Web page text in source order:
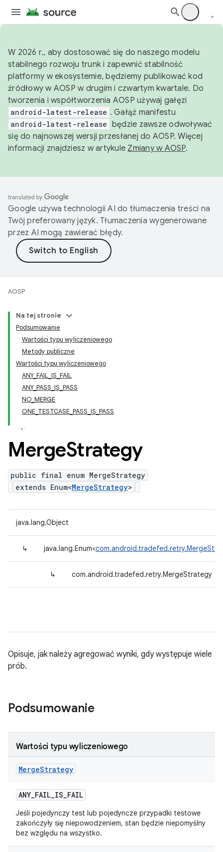
W 2026 r., aby dostosować się do naszego modelu
stabilnego rozwoju trunk i zapewnić stabilność
platformy w ekosystemie, będziemy publikować kod
źródłowy w AOSP w drugim i czwartym kwartale. Do
tworzenia i współtworzenia AOSP używaj gałęzi
android-latest-release . Gałąź manifestu
android-latest-release będzie zawsze odwoływać
się do najnowszej wersji przesłanej do AOSP. Więcej
informacji znajdziesz w artykule Zmiany w AOSP.
Google używa technologii AI do tłumaczenia treści na
Twój preferowany język. Tłumaczenia wygenerowane
przez AI mogą zawierać błędy.
AOSP
Na tej stronie
Podsumowanie
Wartości typu wyliczeniowego
Metody publiczne
Wartości typu wyliczeniowego
ANY_FAIL_IS_FAIL
ANY_PASS_IS_PASS
NO_MERGE
ONE_TESTCASE_PASS_IS_PASS
MergeStrategy
public final enum MergeStrategy
extends Enum<MergeStrategy>
java.lang.Object
↳ java.lang.Enum<
↳ com.android.tradefed.retry.MergeStrategy
Opisuje, jak należy agregować wyniki, gdy występuje wiele
prób.
Podsumowanie
Wartości typu wyliczeniowego
MergeStrategy
ANY_FAIL_IS_FAIL
Jeśli pojedynczy test lub pojedyncze przypadki testowe
zakończyły się niepowodzeniem, stan będzie niepomyślny
bez względu na wszystko.